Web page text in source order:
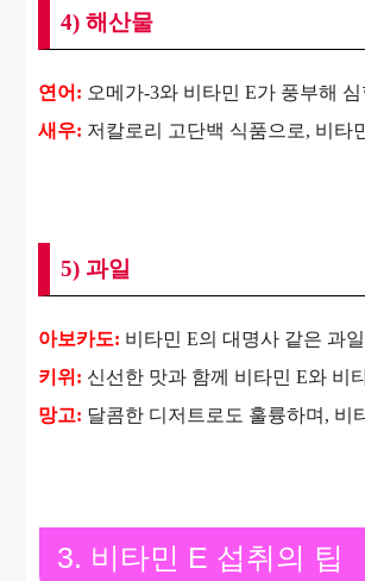
4) 해산물
연어: 오메가-3와 비타민 E가 풍부해
새우: 저칼로리 고단백 식품으로, 비타
5) 과일
아보카도: 비타민 E의 대명사 같은 과
키위: 신선한 맛과 함께 비타민 E와 비
망고: 달콤한 디저트로도 훌륭하며, 비
3. 비타민 E 섭취의 팁